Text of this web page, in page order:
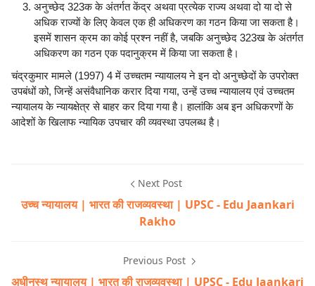
अनुच्छेद 323क के अंतर्गत केंद्र अथवा प्रत्येक राज्य अथवा दो या दो से
अधिक राज्यों के लिए केवल एक ही अधिकरण का गठन किया जा सकता है।
इसमें शासन क्रम का कोई प्रश्न नहीं है, जबकि अनुच्छेद 323ख के अंतर्गत
अधिकरण का गठन एक पदानुक्रम में किया जा सकता है।
चंद्रकुमार मामले (1997) 4 में उच्चतम न्यायालय ने इन दो अनुच्छेदों के उपरोक्त
उपबंधों को, जिन्हें असंवैधानिक करार दिया गया, उन्हें उच्च न्यायालय एवं उच्चतम
न्यायालय के न्यायक्षेत्र से बाहर कर दिया गया है। हालांकि अब इन अधिकरणों के
आदेशों के खिलाफ न्यायिक उपचार की व्यवस्था उपलब्ध है।
Next Post
उच्च न्यायालय | भारत की राजव्यवस्था | UPSC - Edu Jaankari
Rakho
Previous Post
अधीनस्थ न्यायालय | भारत की राजव्यवस्था | UPSC - Edu Jaankari